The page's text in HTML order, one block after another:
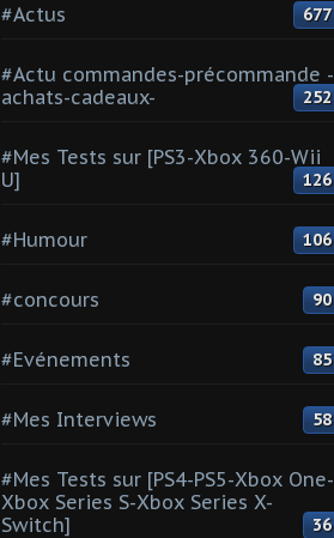
#Actus 677
#Actu commandes-précommande -
achats-cadeaux-
252
#Mes Tests sur [PS3-Xbox 360-Wii
U]
126
#Humour 106
#concours 90
#Evénements 85
#Mes Interviews 58
#Mes Tests sur [PS4-PS5-Xbox One-
Xbox Series S-Xbox Series X-
Switch]
36